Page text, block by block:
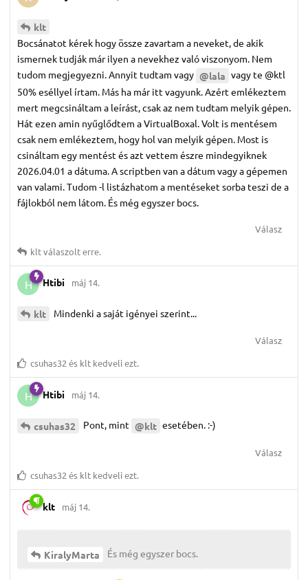
klt
Bocsánatot kérek hogy össze zavartam a neveket, de akik
ismernek tudják már ilyen a nevekhez való viszonyom. Nem
tudom megjegyezni. Annyit tudtam vagy @lala vagy te @ktl
50% eséllyel írtam. Más ha már itt vagyunk. Azért emlékeztem
mert megcsináltam a leírást, csak az nem tudtam melyik gépen.
Hát ezen amin nyűglődtem a VirtualBoxal. Volt is mentésem
csak nem emlékeztem, hogy hol van melyik gépen. Most is
csináltam egy mentést és azt vettem észre mindegyiknek
2026.04.01 a dátuma. A scriptben van a dátum vagy a gépemen
van valami. Tudom -l listázhatom a mentéseket sorba teszi de a
fájlokból nem látom. És még egyszer bocs.
Válasz
kltválaszolt erre.
H Htibi máj 14.
klt Mindenki a saját igényei szerint...
Válasz
csuhas32és klt kedveli ezt.
H Htibi máj 14.
csuhas32 Pont, mint @klt esetében. :-)
Válasz
csuhas32 és klt kedveli ezt.
klt máj 14.
KiralyMarta És még egyszer bocs.